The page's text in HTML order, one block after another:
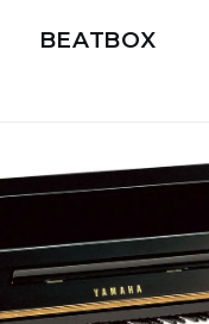
BEATBOX